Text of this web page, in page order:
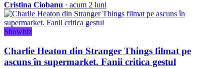
Cristina Ciobanu · acum 2 luni
Showbiz
Charlie Heaton din Stranger Things filmat pe
ascuns în supermarket. Fanii critica gestul